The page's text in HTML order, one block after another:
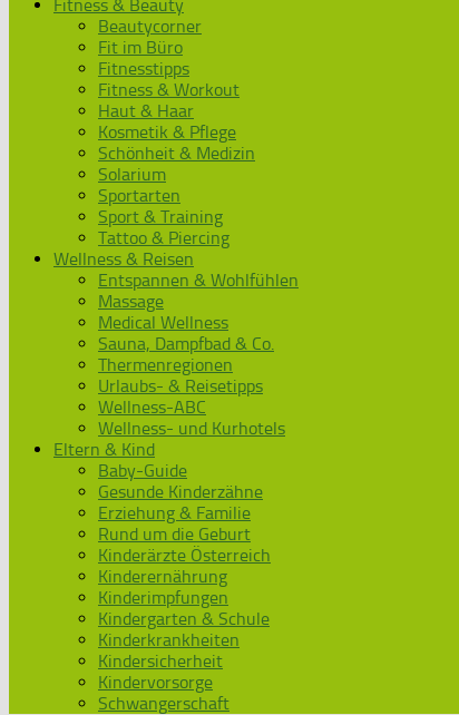
Fitness & Beauty
Beautycorner
Fit im Büro
Fitnesstipps
Fitness & Workout
Haut & Haar
Kosmetik & Pflege
Schönheit & Medizin
Solarium
Sportarten
Sport & Training
Tattoo & Piercing
Wellness & Reisen
Entspannen & Wohlfühlen
Massage
Medical Wellness
Sauna, Dampfbad & Co.
Thermenregionen
Urlaubs- & Reisetipps
Wellness-ABC
Wellness- und Kurhotels
Eltern & Kind
Baby-Guide
Gesunde Kinderzähne
Erziehung & Familie
Rund um die Geburt
Kinderärzte Österreich
Kinderernährung
Kinderimpfungen
Kindergarten & Schule
Kinderkrankheiten
Kindersicherheit
Kindervorsorge
Schwangerschaft